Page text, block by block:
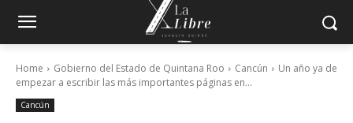
Home Gobierno del Estado de Quintana Roo Cancún
Un año ya de
empezar a escribir las más importantes páginas en...
Cancún